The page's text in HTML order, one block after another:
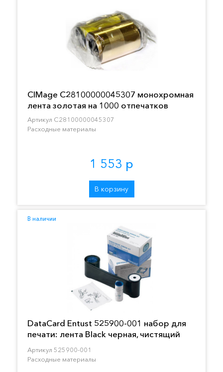
CIMage C28100000045307 монохромная
лента золотая на 1000 отпечатков
Артикул C28100000045307
Расходные материалы
1 553 р
В корзину
В наличии
DataCard Entust 525900-001 набор для
печати: лента Black черная, чистящий
Артикул 525900-001
Расходные материалы